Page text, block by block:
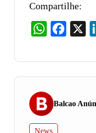
Compartilhe:
WhatsApp
Balcao
News